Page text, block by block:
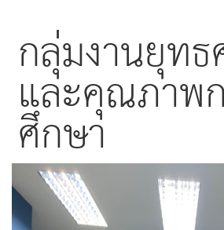
กลุ่มงานยุท
และคุณภาพ
ศึกษา